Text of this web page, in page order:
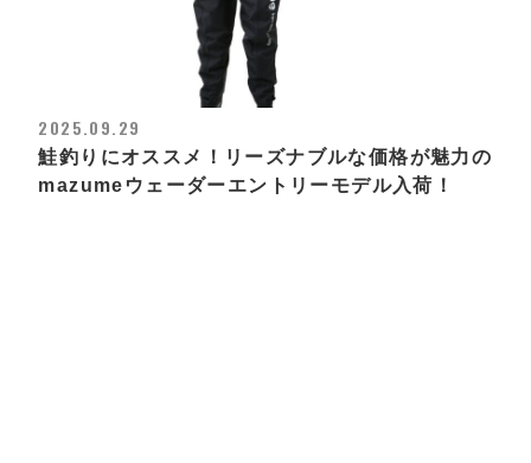
2025.09.29
鮭釣りにオススメ！リーズナブルな価格が魅力の
mazumeウェーダーエントリーモデル入荷！